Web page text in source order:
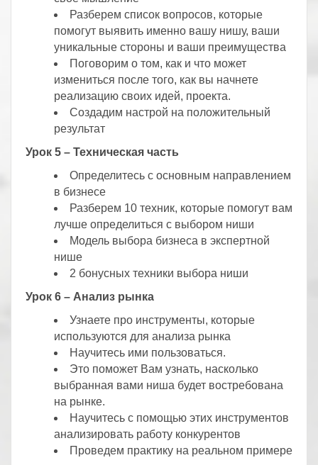
Разберем список вопросов, которые
помогут выявить именно вашу нишу, ваши
уникальные стороны и ваши преимущества
Поговорим о том, как и что может
измениться после того, как вы начнете
реализацию своих идей, проекта.
Создадим настрой на положительный
результат
Урок 5 – Техническая часть
Определитесь с основным направлением
в бизнесе
Разберем 10 техник, которые помогут вам
лучше определиться с выбором ниши
Модель выбора бизнеса в экспертной
нише
2 бонусных техники выбора ниши
Урок 6 – Анализ рынка
Узнаете про инструменты, которые
используются для анализа рынка
Научитесь ими пользоваться.
Это поможет Вам узнать, насколько
выбранная вами ниша будет востребована
на рынке.
Научитесь с помощью этих инструментов
анализировать работу конкурентов
Проведем практику на реальном примере